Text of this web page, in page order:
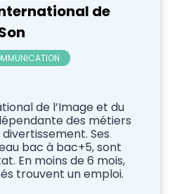
de
de l’Image et du
des métiers
Ses
bac à bac+5, sont
En moins de 6 mois,
trouvent un emploi.